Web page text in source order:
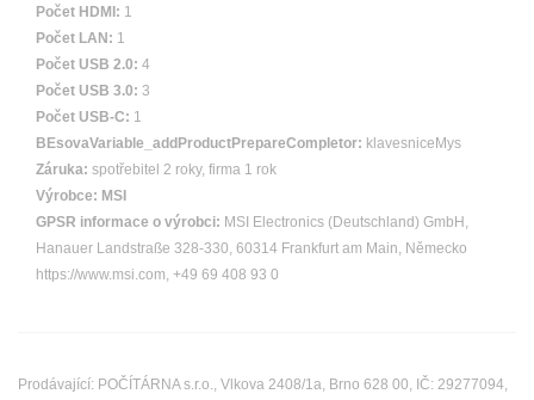
Počet HDMI: 1
Počet LAN: 1
Počet USB 2.0: 4
Počet USB 3.0: 3
Počet USB-C: 1
BEsovaVariable_addProductPrepareCompletor: klavesniceMys
Záruka: spotřebitel 2 roky, firma 1 rok
Výrobce: MSI
GPSR informace o výrobci: MSI Electronics (Deutschland) GmbH,
Hanauer Landstraße 328-330, 60314 Frankfurt am Main, Německo
https://www.msi.com, +49 69 408 93 0
Prodávající: POČÍTÁRNA s.r.o., Vlkova 2408/1a, Brno 628 00, IČ: 29277094,